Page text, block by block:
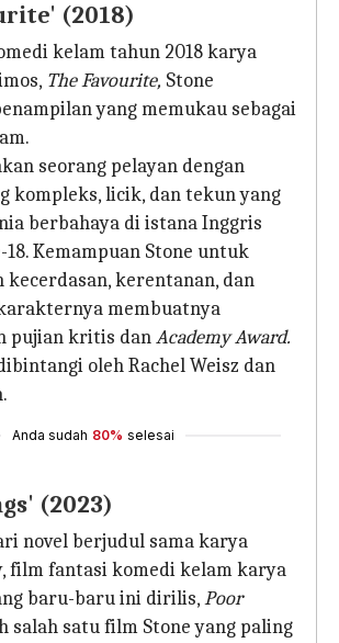
(2018)
kelam tahun 2018 karya
The Favourite, Stone
yang memukau sebagai
seorang pelayan dengan
kompleks, licik, dan tekun yang
berbahaya di istana Inggris
18. Kemampuan Stone untuk
kecerdasan, kerentanan, dan
membuatnya
pujian kritis danAcademy Award.
oleh Rachel Weisz dan
Anda sudah 80% selesai
(2023)
novel berjudul sama karya
film fantasi komedi kelam karya
baru-baru ini dirilis,Poor
salah satu film Stone yang paling